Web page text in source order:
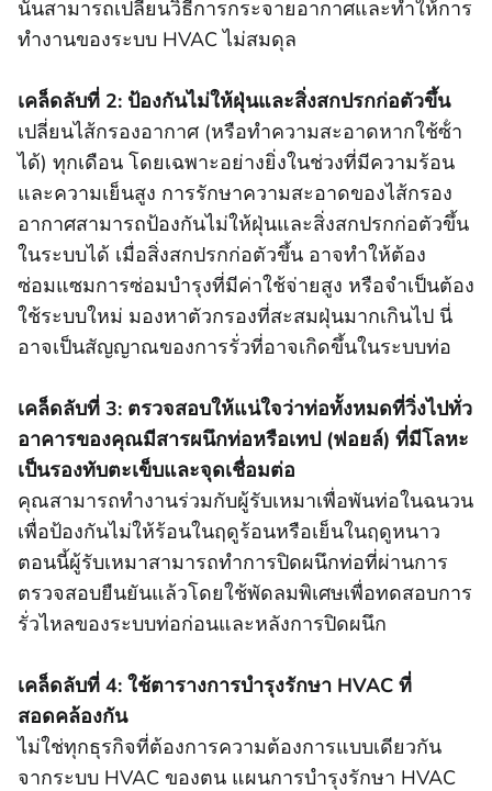
นั้นสามารถเปลี่ยนวิธีการกระจายอากาศและทําให้การ
ทํางานของระบบ HVAC ไม่สมดุล
เคล็ดลับที่ 2: ป้องกันไม่ให้ฝุ่นและสิ่งสกปรกก่อตัวขึ้น
เปลี่ยนไส้กรองอากาศ (หรือทําความสะอาดหากใช้ซ้ํา
ได้) ทุกเดือน โดยเฉพาะอย่างยิ่งในช่วงที่มีความร้อน
และความเย็นสูง การรักษาความสะอาดของไส้กรอง
อากาศสามารถป้องกันไม่ให้ฝุ่นและสิ่งสกปรกก่อตัวขึ้น
ในระบบได้ เมื่อสิ่งสกปรกก่อตัวขึ้น อาจทําให้ต้อง
ซ่อมแซมการซ่อมบํารุงที่มีค่าใช้จ่ายสูง หรือจําเป็นต้อง
ใช้ระบบใหม่ มองหาตัวกรองที่สะสมฝุ่นมากเกินไป นี่
อาจเป็นสัญญาณของการรั่วที่อาจเกิดขึ้นในระบบท่อ
เคล็ดลับที่ 3: ตรวจสอบให้แน่ใจว่าท่อทั้งหมดที่วิ่งไปทั่ว
อาคารของคุณมีสารผนึกท่อหรือเทป (ฟอยล์) ที่มีโลหะ
เป็นรองทับตะเข็บและจุดเชื่อมต่อ
คุณสามารถทํางานร่วมกับผู้รับเหมาเพื่อพันท่อในฉนวน
เพื่อป้องกันไม่ให้ร้อนในฤดูร้อนหรือเย็นในฤดูหนาว
ตอนนี้ผู้รับเหมาสามารถทําการปิดผนึกท่อที่ผ่านการ
ตรวจสอบยืนยันแล้วโดยใช้พัดลมพิเศษเพื่อทดสอบการ
รั่วไหลของระบบท่อก่อนและหลังการปิดผนึก
เคล็ดลับที่ 4: ใช้ตารางการบํารุงรักษา HVAC ที่
สอดคล้องกัน
ไม่ใช่ทุกธุรกิจที่ต้องการความต้องการแบบเดียวกัน
จากระบบ HVAC ของตน แผนการบํารุงรักษา HVAC